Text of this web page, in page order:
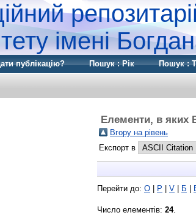
імені
публікацію? Пошук : Рік Пошук :
Елементи, в яких
Вгору на рівень
Експорт в
Перейти до: O P V Б
Число елементів: 24.